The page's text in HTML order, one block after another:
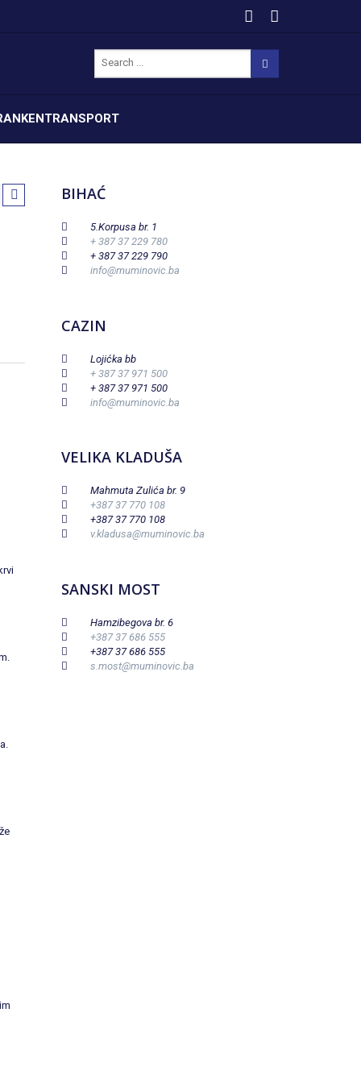
BIHAĆ
5.Korpusa br. 1
+ 387 37 229 780
+ 387 37 229 790
info@muminovic.ba
CAZIN
Lojićka bb
+ 387 37 971 500
+ 387 37 971 500
info@muminovic.ba
VELIKA KLADUŠA
Mahmuta Zulića br. 9
+387 37 770 108
+387 37 770 108
v.kladusa@muminovic.ba
SANSKI MOST
Hamzibegova br. 6
+387 37 686 555
+387 37 686 555
s.most@muminovic.ba